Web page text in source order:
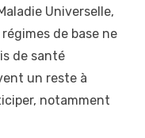
Universelle,
de base ne
de santé
un reste à
notamment